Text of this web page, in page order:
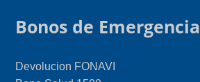
Bonos de Emergencia
Devolucion FONAVI